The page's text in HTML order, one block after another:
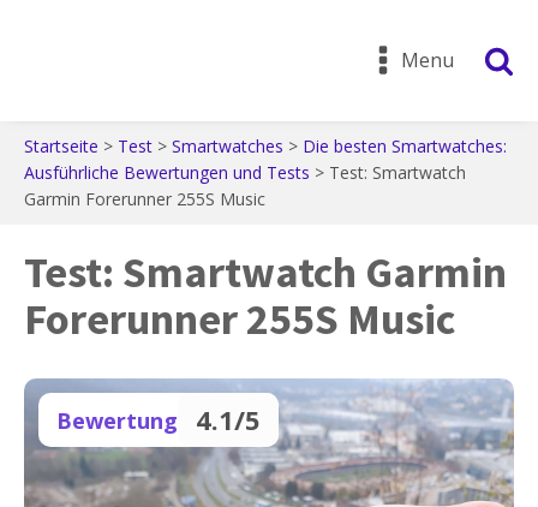
Menu
Startseite > Test > Smartwatches > Die besten Smartwatches:
Ausführliche Bewertungen und Tests > Test: Smartwatch
Garmin Forerunner 255S Music
Test: Smartwatch Garmin
Forerunner 255S Music
Bewertung 4.1/5